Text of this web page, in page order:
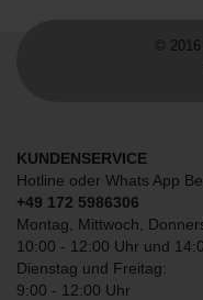
©
KUNDENSERVICE
Hotline oder Whats App
+49 172 5986306
Montag, Mittwoch,
10:00 - 12:00 Uhr und
Dienstag und Freitag:
9:00 - 12:00 Uhr